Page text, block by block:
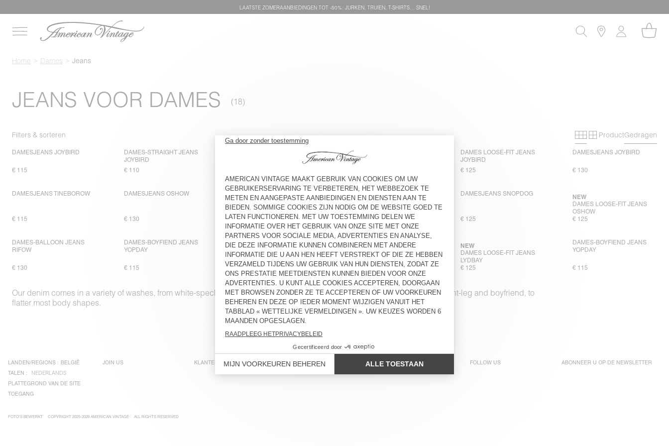
LAATSTE ZOMERAANBIEDINGEN TOT -50%: JURKEN, TRUIEN, T-SHIRTS… SNEL!
Home Dames Jeans
JEANS VOOR DAMES
Filters & sorteren Primary grid
Secondary grid
ProductGedragen
DAMESJEANS JOYBIRD
€ 115
DAMES-STRAIGHT JEANS
JOYBIRD
€ 110
DAMESJEANS JOYBIRD
DAMES LOOSE-FIT JEANS
ARLOW
DAMES LOOSE-FIT JEANS
JOYBIRD
€ 125
DAMESJEANS JOYBIRD
€ 130
DAMESJEANS TINEBOROW
€ 115
DAMESJEANS OSHOW
€ 130
DAMESJEANS TINEBOROW
BACK IN STOCK
€ 115
DAMESJOGGERS JAZY
€ 100
DAMESJEANS SNOPDOG
€ 125
DAMES LOOSE-FIT JEANS
OSHOW
NEW
€ 125
DAMES-BALLOON JEANS
RIFOW
€ 130
DAMES-BOYFIEND JEANS
YOPDAY
€ 115
DAMES BAGGY JEANS
€ 125
DAMESJEANS YOPDAY
BACK IN STOCK
€ 115
DAMES LOOSE-FIT JEANS
LYDBAY
NEW
€ 125
DAMES-BOYFIEND JEANS
YOPDAY
€ 115
Our denim comes in a variety of washes, from white-speckled black to dirty blue, with four new cuts: fitted, super-fitted, straight-leg and boyfriend, to
flatter most body shapes.
LANDEN/REGIONS : BELGIË
TALEN :
NEDERLANDS
PLATTEGROND VAN DE SITE
TOEGANG
JOIN US KLANTENSERVICE BEDRIJFSGEGEVENS ONZE WINKELS FOLLOW US ABONNEER U OP DE NEWSLETTER
FOTO'S BEWERKT COPYRIGHT 2025-2026 AMERICAN VINTAGE ALL RIGHTS RESERVED